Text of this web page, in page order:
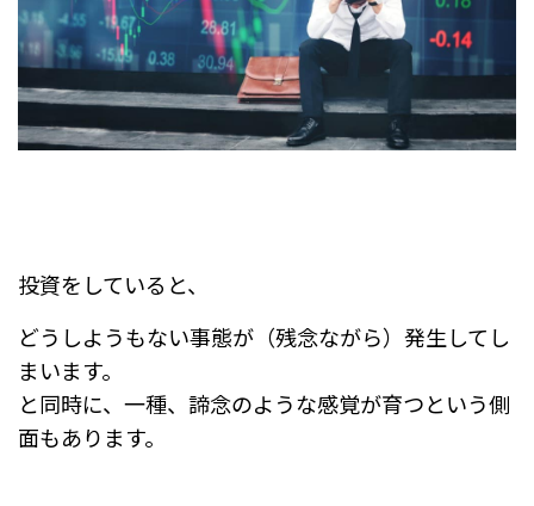
投資をしていると、
どうしようもない事態が（残念ながら）発生してし
まいます。
と同時に、一種、諦念のような感覚が育つという側
面もあります。